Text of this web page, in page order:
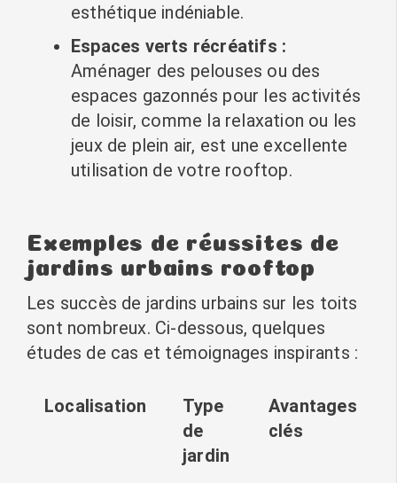
esthétique indéniable.
Espaces verts récréatifs :
Aménager des pelouses ou des
espaces gazonnés pour les activités
de loisir, comme la relaxation ou les
jeux de plein air, est une excellente
utilisation de votre rooftop.
Exemples de réussites de
jardins urbains rooftop
Les succès de jardins urbains sur les toits
sont nombreux. Ci-dessous, quelques
études de cas et témoignages inspirants :
Localisation
Type
de
jardin
Avantages
clés